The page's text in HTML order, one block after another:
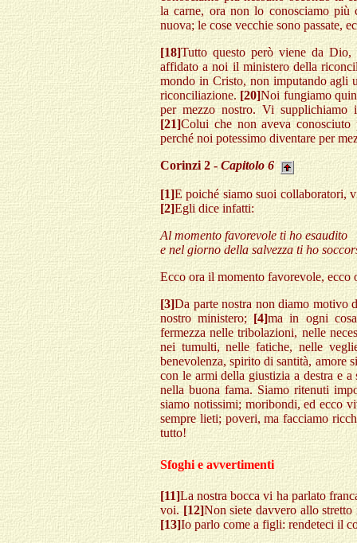
la carne, ora non lo conosciamo più
nuova; le cose vecchie sono passate,
[18]Tutto questo però viene da
affidato a noi il ministero della
mondo in Cristo, non imputando agli
riconciliazione. [20]Noi fungiamo
per mezzo nostro. Vi
[21]Colui che non aveva
perché noi potessimo diventare per
Corinzi 2 -Capitolo 6
[1]E poiché siamo suoi collaboratori,
[2]Egli dice infatti:
Al momento favorevole ti ho esaudito
e nel giorno della salvezza ti ho
Ecco ora il momento favorevole, ecco
[3]Da parte nostra non diamo motivo
nostro ministero; [4]ma in ogni
fermezza nelle tribolazioni, nelle
nei tumulti, nelle fatiche, nelle
benevolenza, spirito di santità, amore
con le armi della giustizia a destra e
nella buona fama. Siamo ritenuti
siamo notissimi; moribondi, ed ecco
sempre lieti; poveri, ma facciamo
tutto!
Sfoghi e avvertimenti
[11]La nostra bocca vi ha parlato
voi. [12]Non siete davvero allo
[13]Io parlo come a figli: rendeteci il